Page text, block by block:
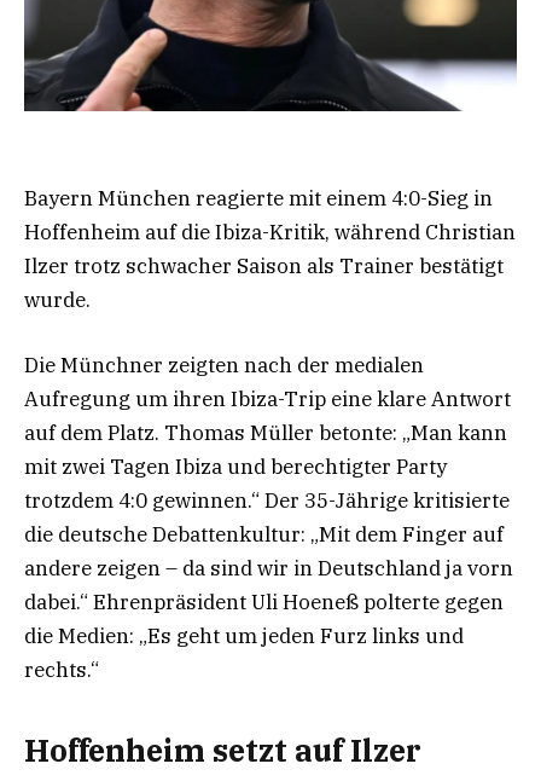
Bayern München reagierte mit einem 4:0-Sieg in
Hoffenheim auf die Ibiza-Kritik, während Christian
Ilzer trotz schwacher Saison als Trainer bestätigt
wurde.
Die Münchner zeigten nach der medialen
Aufregung um ihren Ibiza-Trip eine klare Antwort
auf dem Platz. Thomas Müller betonte: „Man kann
mit zwei Tagen Ibiza und berechtigter Party
trotzdem 4:0 gewinnen.“ Der 35-Jährige kritisierte
die deutsche Debattenkultur: „Mit dem Finger auf
andere zeigen – da sind wir in Deutschland ja vorn
dabei.“ Ehrenpräsident Uli Hoeneß polterte gegen
die Medien: „Es geht um jeden Furz links und
rechts.“
Hoffenheim setzt auf Ilzer